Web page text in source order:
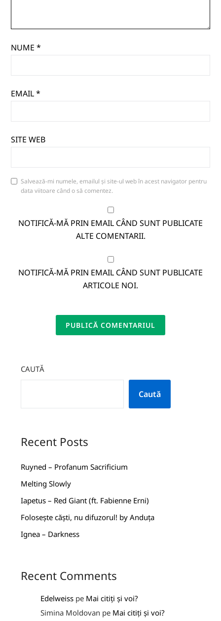
NUME*
EMAIL*
SITE WEB
Salvează-mi numele, emailul și site-ul web în acest navigator pentru
data viitoare când o să comentez.
NOTIFICĂ-MĂ PRIN EMAIL CÂND SUNT PUBLICATE
ALTE COMENTARII.
NOTIFICĂ-MĂ PRIN EMAIL CÂND SUNT PUBLICATE
ARTICOLE NOI.
CAUTĂ
Caută
Recent Posts
Ruyned – Profanum Sacrificium
Melting Slowly
Iapetus – Red Giant (ft. Fabienne Erni)
Folosește căști, nu difuzorul! by Anduța
Ignea – Darkness
Recent Comments
Edelweiss pe Mai citiți și voi?
Simina Moldovan pe Mai citiți și voi?